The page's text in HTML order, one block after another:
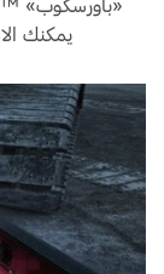
يمكنك